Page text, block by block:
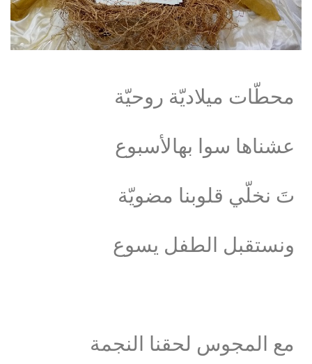
محطّات ميلاديّة روحيّة
عشناها سوا بهالأسبوع
تَ نخلّي قلوبنا مضويّة
ونستقبل الطفل يسوع
مع المجوس لحقنا النجمة